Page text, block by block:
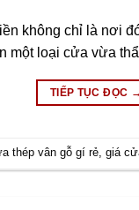
không chỉ là nơi
một loại cửa vừa
TIẾP TỤC ĐỌC →
thép vân gỗ gí rẻ,giá